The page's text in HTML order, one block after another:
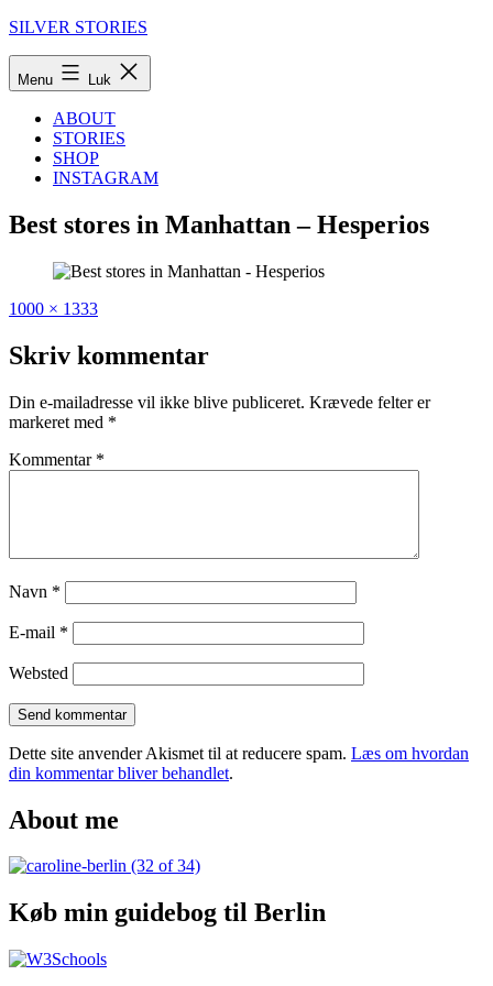
Fortsæt
SILVER STORIES
Menu Luk
ABOUT
STORIES
SHOP
INSTAGRAM
Best stores in Manhattan – Hesperios
Udgivet
The
hip,
guide:
The
stores
NYC
Fuld
1000 × 1333
Skriv kommentar
Din e-mailadresse vil ikke blive publiceret. Krævede felter er
markeret med *
Kommentar *
Navn *
E-mail *
Websted
Dette site anvender Akismet til at reducere spam. Læs om hvordan
din kommentar bliver behandlet.
About me
Køb min guidebog til Berlin